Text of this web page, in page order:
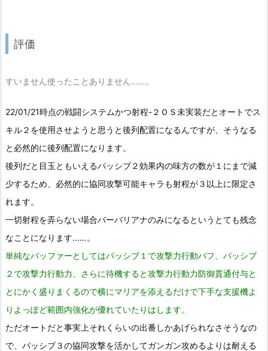
評価
すいません使ったことありません……。
22/01/21時点の戦闘システムかつ射程-２ＯＳ未実装だとオートでス
キル２を使用させようと思うと後列配置になるんですが、そうなる
と必然的に後列配置になります。
後列だと目玉ともいえるパッシブ２効果内の味方の数が１にまで減
少するため、必然的に協同攻撃可能キャラも射程が３以上に限定さ
れます。
一切射程を弄らない場合バーバリアナのみになるというとても残念
なことになります……。
単純なバッファーとしてはパッシブ１で攻撃力行動バフ、パッシブ
２で攻撃力行動力、さらに待機すると攻撃力行動力防御貫通付与と
とにかく盛りまくるので横にマリアを添えるだけで下手な支援機よ
りよっぽど範囲内強化が優れていたりはします。
ただオートだと事実上それくらいの出番しかあげられなさそうなの
で、パッシブ３の協同攻撃を活かしてガンガン攻めるよりは耐える